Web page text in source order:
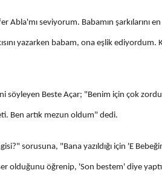
Abla'mı seviyorum. Babamın şarkılarını
yazarken babam, ona eşlik ediyordum.
söyleyen Beste Açar; "Benim için çok
Ben artık mezun oldum" dedi.
sorusuna, "Bana yazıldığı için 'E
olduğunu öğrenip, 'Son bestem' diye